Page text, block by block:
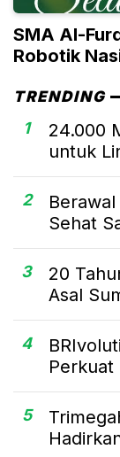
SMA Al-
Robotik
TRENDING
1
24.000
untuk
2
Sehat
3
20
Asal
4
Perkuat
5